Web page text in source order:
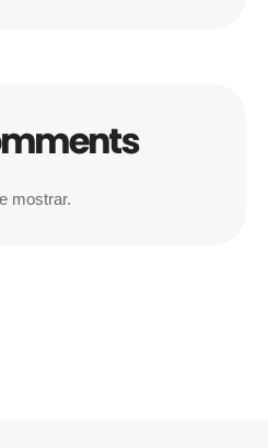
mostrar.